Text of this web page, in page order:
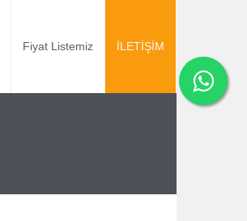
Fiyat Listemiz İLETİŞİM